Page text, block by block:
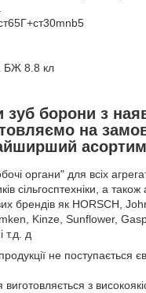
БЖ 8.8 кл
зуб борони з
на
органи" для всіх
сільгосптехніки, а
брендів як HORSCH,
Kinze, Sunflower,
т.д. д
не поступається
з